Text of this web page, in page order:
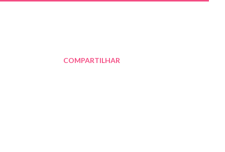
COMPARTILHAR